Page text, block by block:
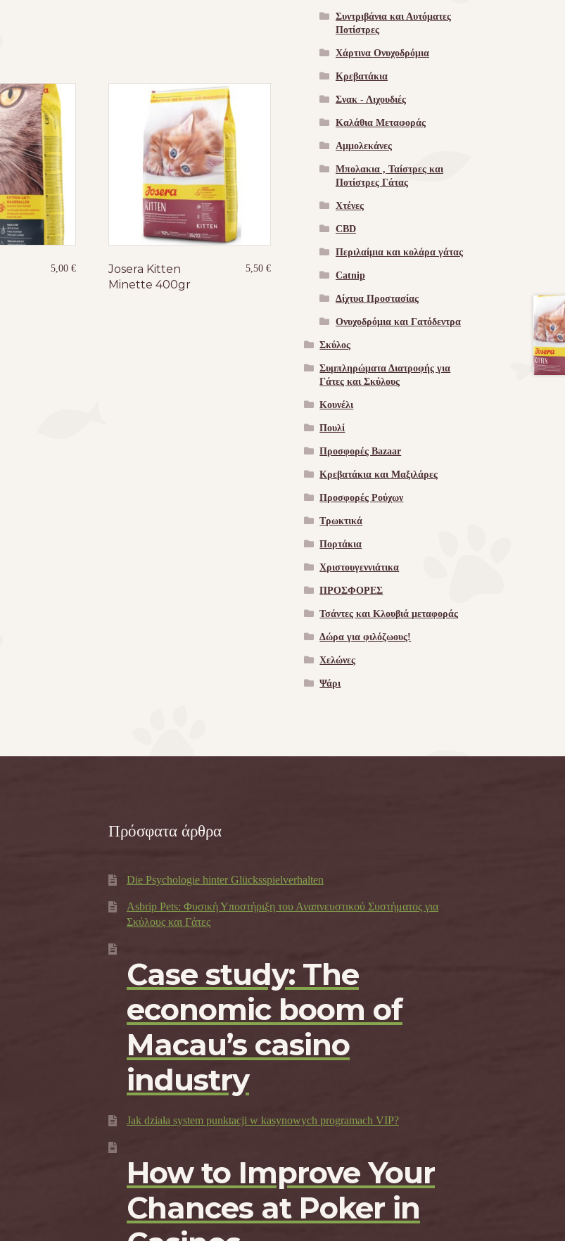
5,00 €
Josera Kitten
Minette 400gr
5,50€
Συντριβάνια και Αυτόματες
Ποτίστρες
Χάρτινα Ονυχοδρόμια
Κρεβατάκια
Σνακ - Λιχουδιές
Καλάθια Μεταφοράς
Αμμολεκάνες
Μπολακια , Ταίστρες και
Ποτίστρες Γάτας
Χτένες
CBD
Περιλαίμια και κολάρα γάτας
Catnip
Δίχτυα Προστασίας
Ονυχοδρόμια και Γατόδεντρα
Σκύλος
Συμπληρώματα Διατροφής για
Γάτες και Σκύλους
Κουνέλι
Πουλί
Προσφορές Bazaar
Κρεβατάκια και Μαξιλάρες
Προσφορές Ρούχων
Τρωκτικά
Πορτάκια
Χριστουγεννιάτικα
ΠΡΟΣΦΟΡΕΣ
Τσάντες και Κλουβιά μεταφοράς
Δώρα για φιλόζωους!
Χελώνες
Ψάρι
Πρόσφατα άρθρα
Die Psychologie hinter Glücksspielverhalten
Asbrip Pets: Φυσική Υποστήριξη του Αναπνευστικού Συστήματος για
Σκύλους και Γάτες
Case study: The
economic boom of
Macau’s casino
industry
Jak działa system punktacji w kasynowych programach VIP?
How to Improve Your
Chances at Poker in